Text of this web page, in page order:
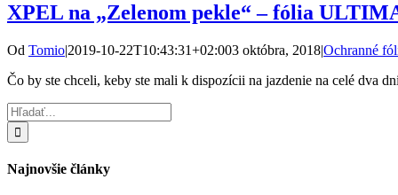
XPEL na „Zelenom pekle“ – fólia
Od Tomio|2019-10-22T10:43:31+02:003 októbra, 2018|Ochranné
Čo by ste chceli, keby ste mali k dispozícii na jazdenie na celé dva
Hľadať:
Najnovšie články